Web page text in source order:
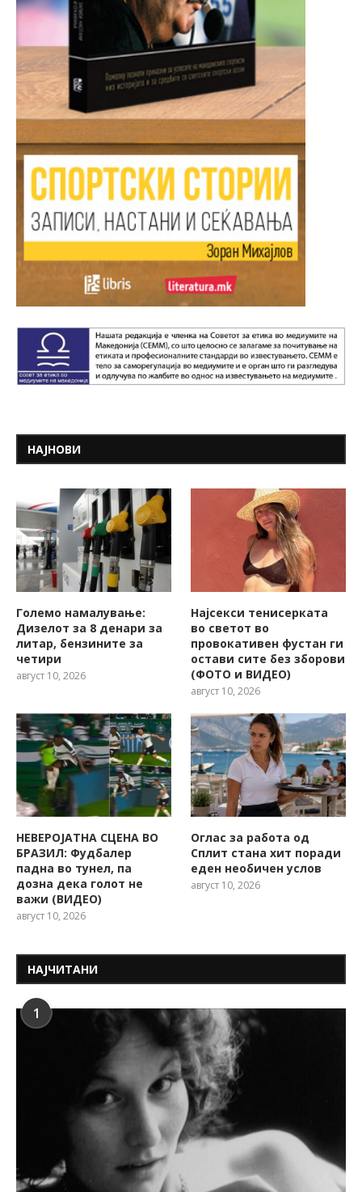
НАЈНОВИ
Големо намалување:
Дизелот за 8 денари за
литар, бензините за
четири
август 10, 2026
Најсекси тенисерката
во светот во
провокативен фустан ги
остави сите без зборови
(ФОТО и ВИДЕО)
август 10, 2026
НЕВЕРОЈАТНА СЦЕНА ВО
БРАЗИЛ: Фудбалер
падна во тунел, па
дозна дека голот не
важи (ВИДЕО)
август 10, 2026
Оглас за работа од
Сплит стана хит поради
еден необичен услов
август 10, 2026
НАЈЧИТАНИ
1